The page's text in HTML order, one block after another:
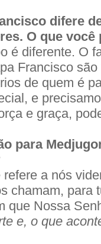
difere
O que
é diferente. O
Francisco
de quem é
e
e graça,
para
refere a nós
chamam, para
que Nossa
e, o que